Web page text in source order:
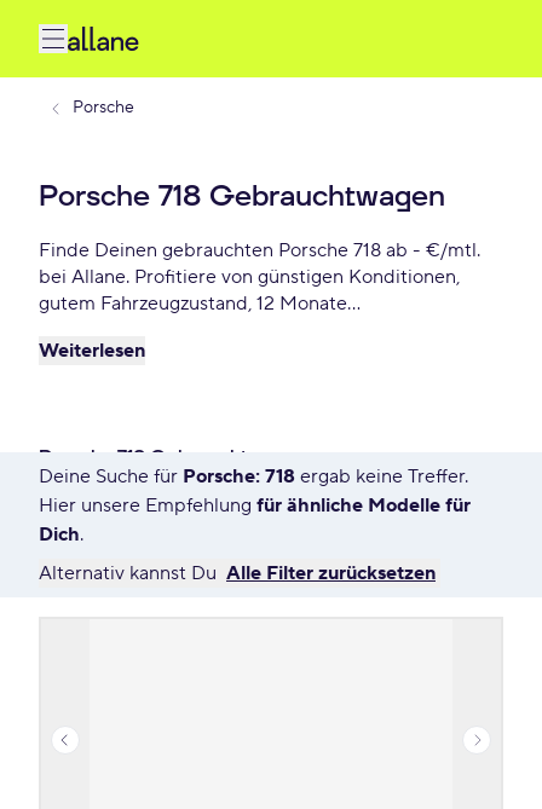
Porsche
Porsche 718 Gebrauchtwagen
Finde Deinen gebrauchten Porsche 718 ab - €/mtl.
bei Allane. Profitiere von günstigen Konditionen,
gutem Fahrzeugzustand, 12 Monate
Vorteile. Reserviere Dir Deinen Wunsch-Porsche 718
Weiterlesen
Porsche 718 Gebrauchtwagen
13 Angebote für Deine Suche
Deine Suche für Porsche: 718 ergab keine Treffer.
Hier unsere Empfehlung für ähnliche Modelle für
Dich.
Alternativ kannst Du Alle Filter zurücksetzen